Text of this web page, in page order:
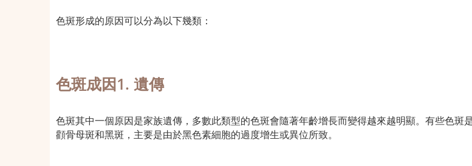
色斑形成的原因可以分為以下幾類：
色斑成因1. 遺傳
色斑其中一個原因是家族遺傳，多數此類型的色斑會隨著年齡增長而變得越來越明顯。有些色斑
顴骨母斑和黑斑，主要是由於黑色素細胞的過度增生或異位所致。